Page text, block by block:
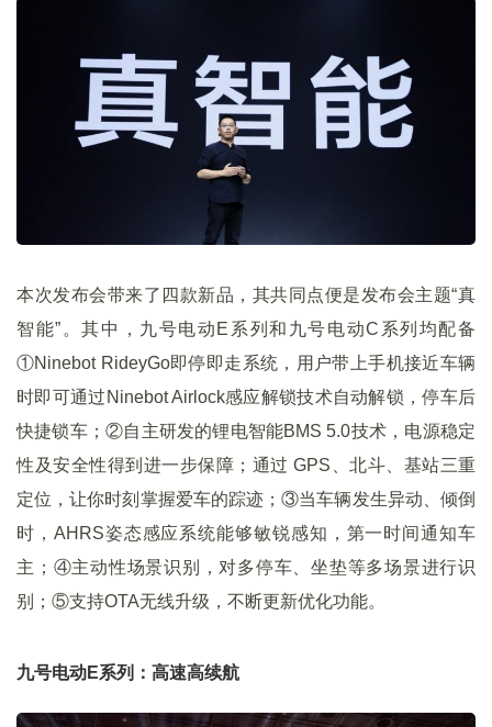
本次发布会带来了四款新品，其共同点便是发布会主题“真
智能”。其中，九号电动E系列和九号电动C系列均配备
①Ninebot RideyGo即停即走系统，用户带上手机接近车辆
时即可通过Ninebot Airlock感应解锁技术自动解锁，停车后
快捷锁车；②自主研发的锂电智能BMS 5.0技术，电源稳定
性及安全性得到进一步保障；通过 GPS、北斗、基站三重
定位，让你时刻掌握爱车的踪迹；③当车辆发生异动、倾倒
时，AHRS姿态感应系统能够敏锐感知，第一时间通知车
主；④主动性场景识别，对多停车、坐垫等多场景进行识
别；⑤支持OTA无线升级，不断更新优化功能。
九号电动E系列：高速高续航